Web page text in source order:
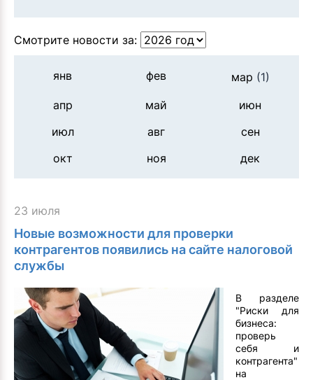
Смотрите новости за:
янв фев мар (1)
апр
май
июн
июл
авг
сен
окт
ноя дек
23 июля
Новые возможности для проверки
контрагентов появились на сайте налоговой
службы
В разделе
"Риски для
бизнеса:
проверь
себя и
контрагента"
на